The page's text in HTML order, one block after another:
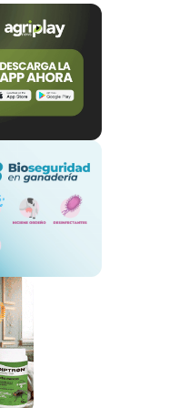
la brecha de
vez más de las
Unido y Nueva
productores
de mercado
coste de
y los
Sector Ovino
la producción es el
animal.
mejorar las
han llevado
o incluso
en